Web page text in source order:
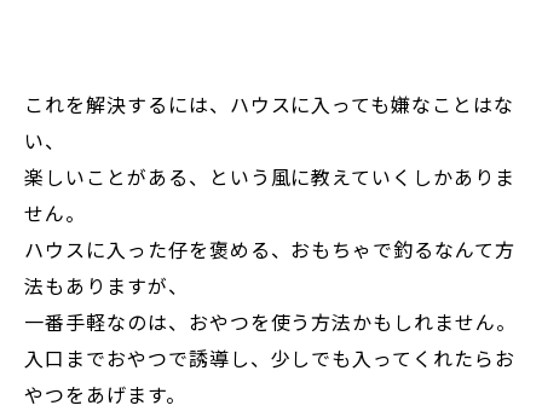
これを解決するには、ハウスに入っても嫌なことはな
い、
楽しいことがある、という風に教えていくしかありま
せん。
ハウスに入った仔を褒める、おもちゃで釣るなんて方
法もありますが、
一番手軽なのは、おやつを使う方法かもしれません。
入口までおやつで誘導し、少しでも入ってくれたらお
やつをあげます。